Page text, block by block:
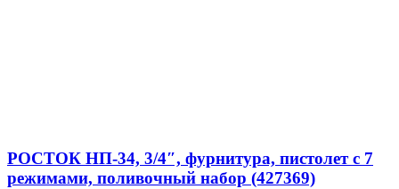
РОСТОК НП-34, 3/4″, фурнитура, пистолет с 7
режимами, поливочный набор (427369)